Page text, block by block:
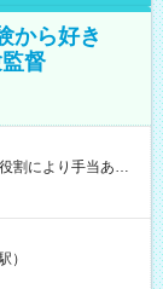
から好き
督
オプションあ
で給与の一部を受け
間） 時給1,300円
により時給＋100
なし） 時給1,300
）